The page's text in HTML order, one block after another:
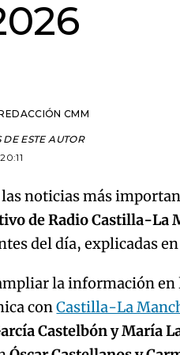
CMM
DE ESTE AUTOR
las noticias más
de Radio Castilla-La
del día, explicadas
la información
conCastilla-La
Castelbón y María